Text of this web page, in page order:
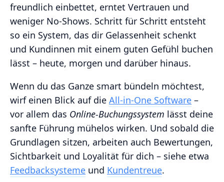
freundlich einbettet, erntet Vertrauen und
weniger No‑Shows. Schritt für Schritt entsteht
so ein System, das dir Gelassenheit schenkt
und Kundinnen mit einem guten Gefühl buchen
lässt – heute, morgen und darüber hinaus.
Wenn du das Ganze smart bündeln möchtest,
wirf einen Blick auf die All‑in‑One Software –
vor allem das Online‑Buchungssystem lässt deine
sanfte Führung mühelos wirken. Und sobald die
Grundlagen sitzen, arbeiten auch Bewertungen,
Sichtbarkeit und Loyalität für dich – siehe etwa
Feedbacksysteme und Kundentreue.